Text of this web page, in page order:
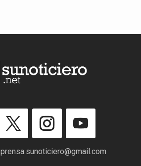
prensa.sunoticiero@gmail.com